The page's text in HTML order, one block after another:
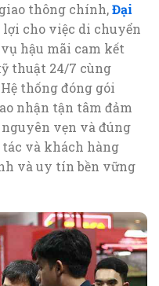
thông chính,Đại
cho việc di chuyển
hậu mãi cam kết
thuật 24/7 cùng
thống đóng gói
nhận tận tâm đảm
vẹn và đúng
và khách hàng
và uy tín bền vững